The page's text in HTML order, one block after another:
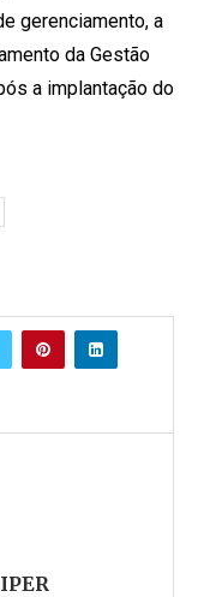
gerenciamento, a
da Gestão
a implantação do